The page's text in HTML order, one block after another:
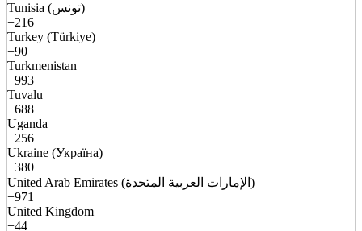
Tunisia (تونس)
+216
Turkey (Türkiye)
+90
Turkmenistan
+993
Tuvalu
+688
Uganda
+256
Ukraine (Україна)
+380
United Arab Emirates (الإمارات العربية المتحدة)
+971
United Kingdom
+44